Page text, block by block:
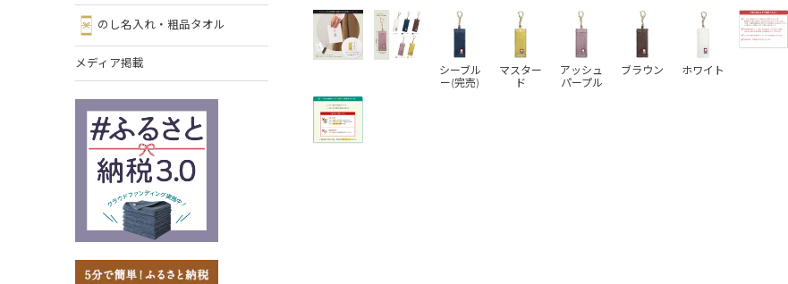
のし名入れ・粗品タオル
メディア掲載
シーブル
ー(完売)
マスター
ド
アッシュ
パープル
ブラウン ホワイト